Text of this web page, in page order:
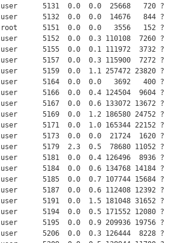
user      5131  0.0  0.0  25668   720 ?
user      5132  0.0  0.0  14676   844 ?
root      5151  0.0  0.0   3556   152 ?
user      5152  0.0  0.3 110108  7260 ?
user      5155  0.0  0.1 111972  3732 ?
user      5157  0.0  0.3 115900  7272 ?
user      5159  0.0  1.1 257472 23820 ?
user      5164  0.0  0.0   3692   400 ?
user      5166  0.0  0.4 124504  9604 ?
user      5167  0.0  0.6 133072 13672 ?
user      5169  0.0  1.2 186580 24752 ?
user      5171  0.0  1.0 165344 22152 ?
user      5173  0.0  0.0  21724  1620 ?
user      5179  2.3  0.5  78680 11052 ?
user      5181  0.0  0.4 126496  8936 ?
user      5184  0.0  0.6 134768 14184 ?
user      5185  0.0  0.7 107744 15684 ?
user      5187  0.0  0.6 112408 12392 ?
user      5191  0.0  1.5 181048 31652 ?
user      5194  0.0  0.5 171552 12080
user      5195  0.0  0.9 209936 19756 ?
user      5206  0.0  0.3 126444  8228 ?